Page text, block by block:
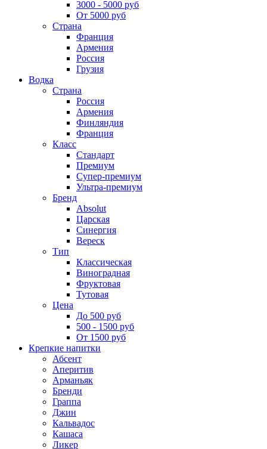
3000 - 5000 руб
От 5000 руб
Страна
Франция
Армения
Россия
Грузия
Водка
Страна
Россия
Армения
Финляндия
Франция
Класс
Стандарт
Премиум
Супер-премиум
Ультра-премиум
Бренд
Absolut
Царская
Синергия
Вереск
Тип
Классическая
Виноградная
Фруктовая
Тутовая
Цена
До 500 руб
500 - 1500 руб
От 1500 руб
Крепкие напитки
Абсент
Аперитив
Арманьяк
Бренди
Граппа
Джин
Кальвадос
Кашаса
Ликер